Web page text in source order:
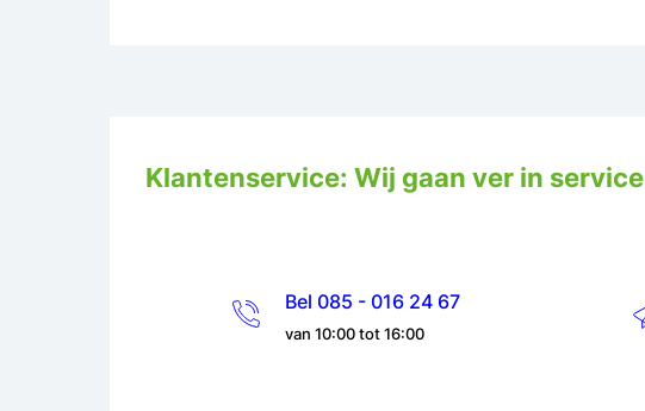
Klantenservice: Wij gaan ver in service
Bel 085 - 016 24 67
van 10:00 tot 16:00